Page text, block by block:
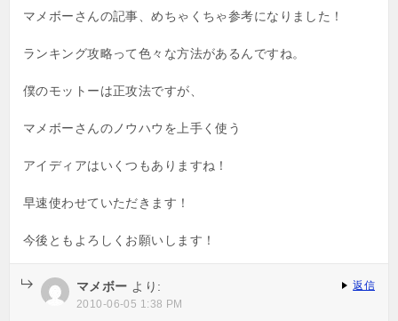
マメボーさんの記事、めちゃくちゃ参考になりました！
ランキング攻略って色々な方法があるんですね。
僕のモットーは正攻法ですが、
マメボーさんのノウハウを上手く使う
アイディアはいくつもありますね！
早速使わせていただきます！
今後ともよろしくお願いします！
マメボー より:
2010-06-05 1:38 PM
返信